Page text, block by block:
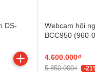
DS-
Webcam hội
BCC950 (960-
4.600.000₫
5.850.000₫ -